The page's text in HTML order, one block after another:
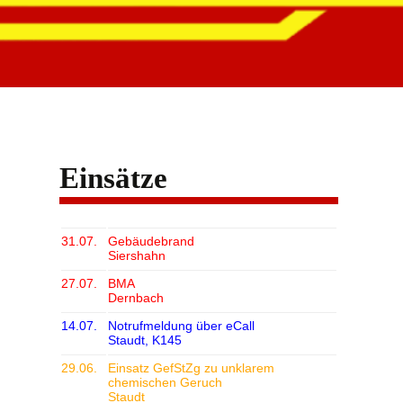
Einsätze
31.07.
Gebäudebrand
Siershahn
27.07.
BMA
Dernbach
14.07.
Notrufmeldung über eCall
Staudt, K145
29.06.
Einsatz GefStZg zu unklarem
chemischen Geruch
Staudt